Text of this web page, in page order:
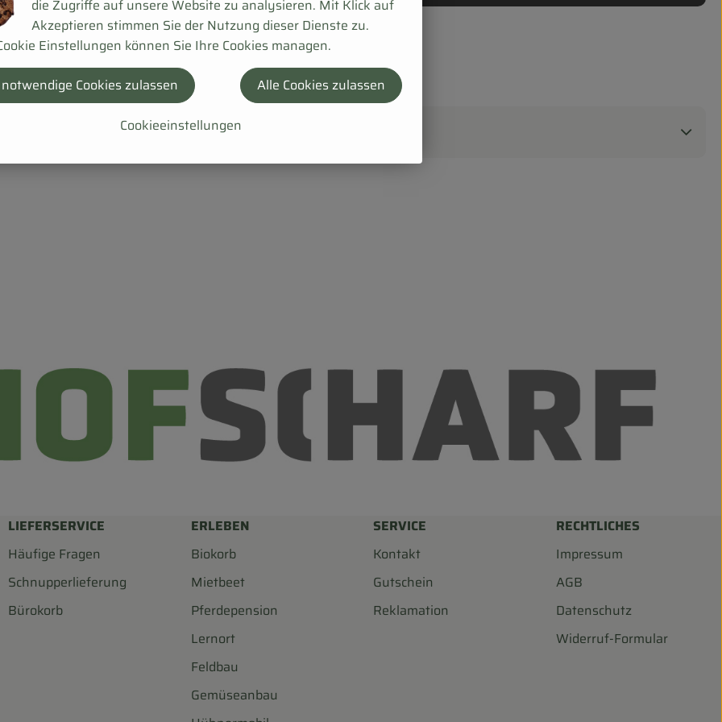
LIEFERSERVICE
Häufige Fragen
Schnupperlieferung
Bürokorb
ERLEBEN
Biokorb
Mietbeet
Pferdepension
Lernort
Feldbau
Gemüseanbau
SERVICE
Kontakt
Gutschein
Reklamation
RECHTLICHES
Impressum
AGB
Datenschutz
Widerruf-Formular
die Zugriffe auf unsere Website zu analysieren. Mit Klick auf
Akzeptieren stimmen Sie der Nutzung dieser Dienste zu.
Einstellungen können Sie Ihre Cookies managen.
Cookieeinstellungen
Cookies zulassen Alle Cookies zulassen